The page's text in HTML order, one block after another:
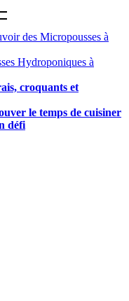
des Micropousses à
Hydroponiques à
croquants et
le temps de cuisiner
défi